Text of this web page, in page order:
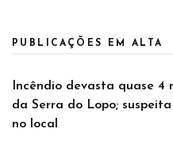
PUBLICAÇÕES EM ALTA
Incêndio devasta quase 4
da Serra do Lopo;
no local